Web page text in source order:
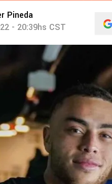
Pineda
- 20:39hs CST